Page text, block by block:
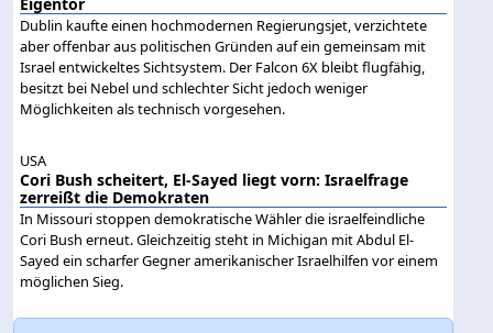
Eigentor
Dublin kaufte einen hochmodernen Regierungsjet, verzichtete
aber offenbar aus politischen Gründen auf ein gemeinsam mit
Israel entwickeltes Sichtsystem. Der Falcon 6X bleibt flugfähig,
besitzt bei Nebel und schlechter Sicht jedoch weniger
Möglichkeiten als technisch vorgesehen.
USA
Cori Bush scheitert, El-Sayed liegt vorn: Israelfrage
zerreißt die Demokraten
In Missouri stoppen demokratische Wähler die israelfeindliche
Cori Bush erneut. Gleichzeitig steht in Michigan mit Abdul El-
Sayed ein scharfer Gegner amerikanischer Israelhilfen vor einem
möglichen Sieg.